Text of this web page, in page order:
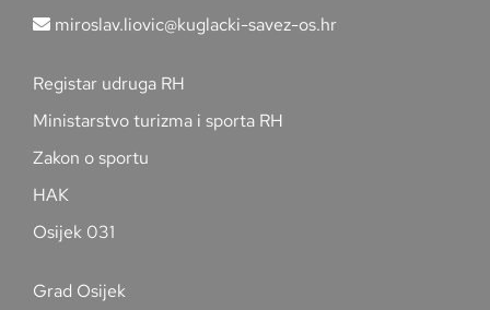
miroslav.liovic@kuglacki-savez-os.hr
Registar udruga RH
Ministarstvo turizma i sporta RH
Zakon o sportu
HAK
Osijek 031
Grad Osijek